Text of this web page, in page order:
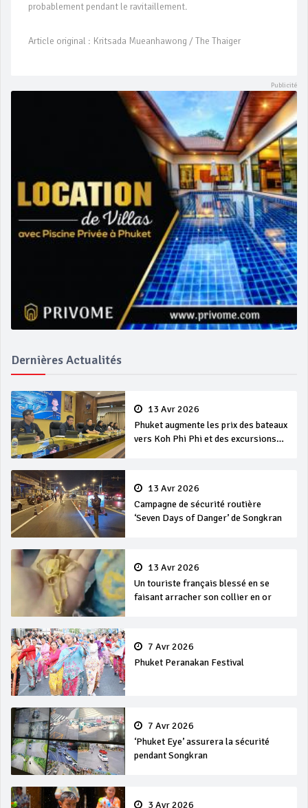
probablement pendant le ravitaillement.
Article original : Kritsada Mueanhawong / The Thaiger
Dernières Actualités
13 Avr 2026
Phuket augmente les prix des bateaux
vers Koh Phi Phi et des excursions
13 Avr 2026
Campagne de sécurité routière
‘Seven Days of Danger’ de Songkran
13 Avr 2026
Un touriste français blessé en se
faisant arracher son collier en or
7 Avr 2026
Phuket Peranakan Festival
7 Avr 2026
‘Phuket Eye’ assurera la sécurité
pendant Songkran
3 Avr 2026